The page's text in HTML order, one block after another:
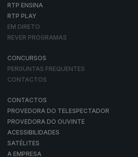
RTP ENSINA
RTP PLAY
EM DIRETO
REVER PROGRAMAS
CONCURSOS
PERGUNTAS FREQUENTES
CONTACTOS
CONTACTOS
PROVEDORA DO TELESPECTADOR
PROVEDORA DO OUVINTE
ACESSIBILIDADES
SATÉLITES
A EMPRESA